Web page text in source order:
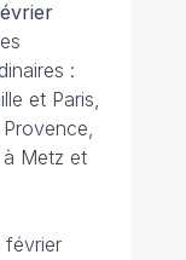
:
et Paris,
à Metz et
février